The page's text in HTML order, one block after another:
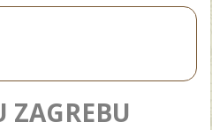
ZAGREBU